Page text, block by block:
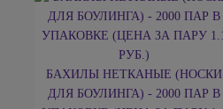
БАХИЛЫ НЕТКАНЫЕ (НОСКИ
ДЛЯ БОУЛИНГА) - 2000 ПАР В